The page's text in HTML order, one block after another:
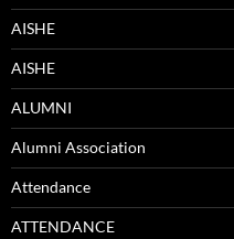
AISHE
AISHE
ALUMNI
Alumni Association
Attendance
ATTENDANCE